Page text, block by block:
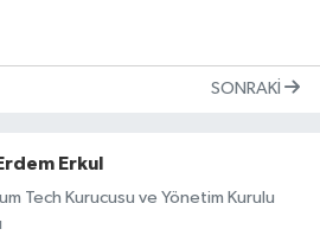
SONRAKI
Erkul
Tech Kurucusu ve Yönetim Kurulu